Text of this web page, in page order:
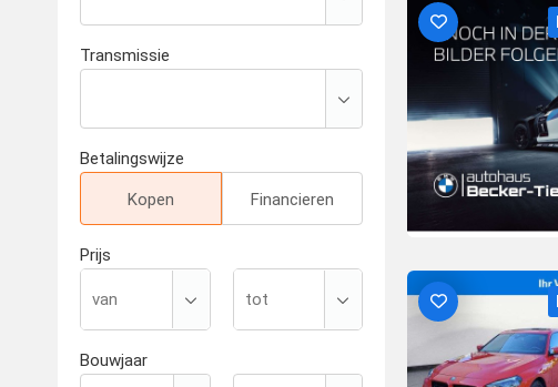
Transmissie
Betalingswijze
Kopen Financieren
Prijs
Bouwjaar